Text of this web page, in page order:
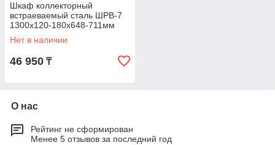
Шкаф коллекторный
встраеваемый сталь ШРВ-7
1300х120-180х648-711мм
Wester
Нет в наличии
46 950 ₸
О нас
Рейтинг не сформирован
Менее 5 отзывов за последний год